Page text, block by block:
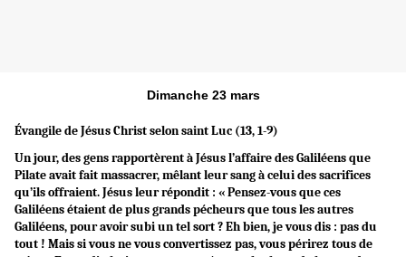
Dimanche 23 mars
Évangile de Jésus Christ selon saint Luc (13, 1-9)
Un jour, des gens rapportèrent à Jésus l’affaire des Galiléens que
Pilate avait fait massacrer, mêlant leur sang à celui des sacrifices
qu’ils offraient. Jésus leur répondit : « Pensez-vous que ces
Galiléens étaient de plus grands pécheurs que tous les autres
Galiléens, pour avoir subi un tel sort ? Eh bien, je vous dis : pas du
tout ! Mais si vous ne vous convertissez pas, vous périrez tous de